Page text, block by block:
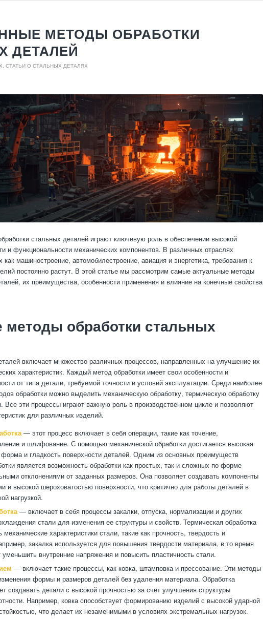
МЕТОДЫ ОБРАБОТКИ
ДЕТАЛЕЙ
СТАТЬИ О СТАЛЬНЫХ ДЕТАЛЯХ
стальных деталей играют ключевую роль в обеспечении высокой
и функциональности механических компонентов. В различных отраслях
машиностроение, автомобилестроение, авиация и энергетика, требования к
постоянно растут. В этой статье мы рассмотрим самые актуальные методы
их преимущества, особенности применения и влияние на конечные свойства
обработки стальных
включает множество различных процессов, направленных на улучшение их
характеристик. Каждый метод обработки имеет свои особенности и
от типа детали, требуемой точности и условий эксплуатации. Среди наиболее
обработки можно выделить механическую обработку, термическую обработку
Все эти процессы играют важную роль в производственном цикле и позволяют
для различных изделий.
— этот процесс включает в себя операции, такие как точение,
и шлифование. С помощью механической обработки достигается высокая
форма и гладкость поверхности деталей. Одним из основных преимуществ
является возможность обработки как простых, так и сложных по форме
отклонениями от заданных размеров. Она позволяет создавать компоненты
и высокой шероховатостью поверхности, что критично для работы деталей в
нагрузкой.
— включает в себя процессы закалки, отпуска, нормализации и других
стали для изменения ее структуры и свойств. Термическая обработка
характеристики стали, такие как прочность, твердость и
закалка используется для повышения твердости материала, в то время
уменьшить внутренние напряжения и повысить пластичность стали.
— включает такие процессы, как ковка, штамповка и прессование. Эти методы
формы и размеров деталей без удаления материала. Обработка
создавать детали с высокой прочностью за счет улучшения структуры
Например, ковка способствует формированию изделий с высокой ударной
что делает их незаменимыми в условиях экстремальных нагрузок.